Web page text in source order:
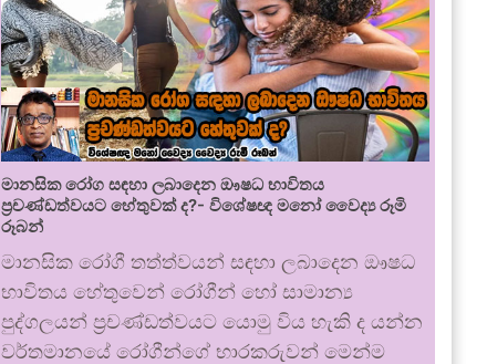
මානසික රෝග සඳහා ලබාදෙන ඖෂධ භාවිතය
ප්‍රචණ්ඩත්වයට හේතුවක් ද?- විශේෂඥ මනෝ වෛද්‍ය රූමි
රූබන්
මානසික රෝගී තත්ත්වයන් සඳහා ලබාදෙන ඖෂධ
භාවිතය හේතුවෙන් රෝගීන් හෝ සාමාන්‍ය
පුද්ගලයන් ප්‍රචණ්ඩත්වයට යොමු විය හැකි ද යන්න
වර්තමානයේ රෝගීන්ගේ භාරකරුවන් මෙන්ම